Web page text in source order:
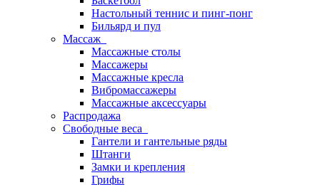
Настольный теннис и пинг-понг
Бильярд и пул
Массаж
Массажные столы
Массажеры
Массажные кресла
Вибромассажеры
Массажные аксессуары
Распродажа
Свободные веса
Гантели и гантельные ряды
Штанги
Замки и крепления
Грифы